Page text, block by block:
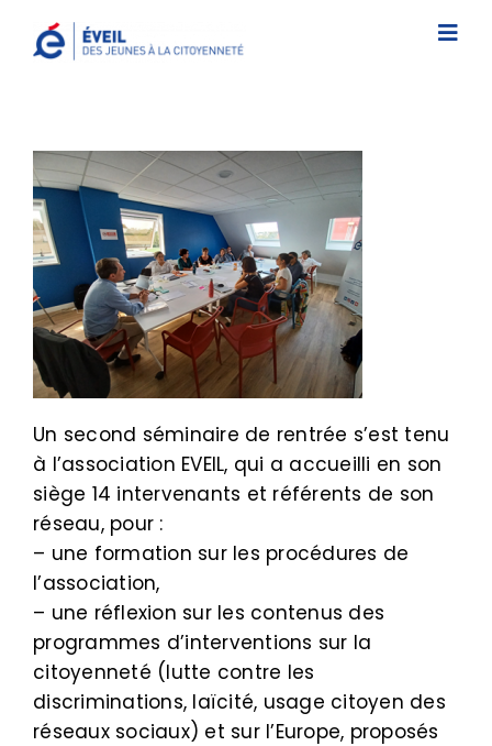
Nos interventions
Études/Documentations
Actus/Prix ÉVEIL
Contact
Faire un don
S’inscrire à une intervention
Newsletter
Un second séminaire de rentrée s’est tenu
à l’association EVEIL, qui a accueilli en son
siège 14 intervenants et référents de son
réseau, pour :
– une formation sur les procédures de
l’association,
– une réflexion sur les contenus des
programmes d’interventions sur la
citoyenneté (lutte contre les
discriminations, laïcité, usage citoyen des
réseaux sociaux) et sur l’Europe, proposés